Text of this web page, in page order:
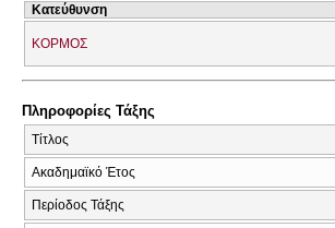
Κατεύθυνση
ΚΟΡΜΟΣ
Πληροφορίες Τάξης
Τίτλος
Ακαδημαϊκό Έτος
Περίοδος Τάξης